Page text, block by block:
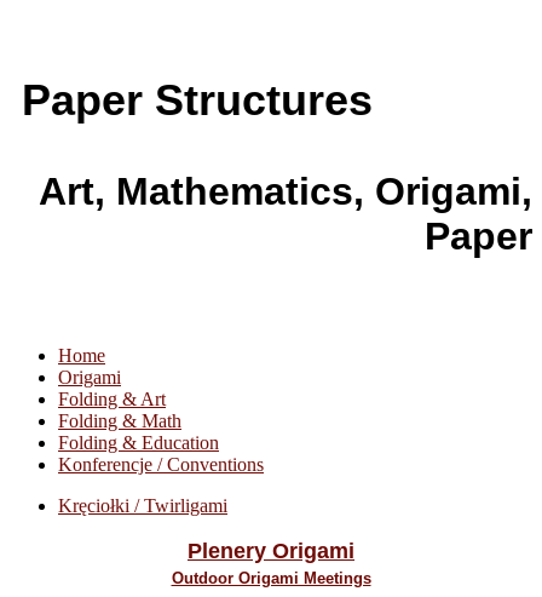
Paper Structures
Art, Mathematics, Origami,
Paper
Home
Origami
Folding & Art
Folding & Math
Folding & Education
Konferencje / Conventions
Kręciołki / Twirligami
Plenery Origami
Outdoor Origami Meetings